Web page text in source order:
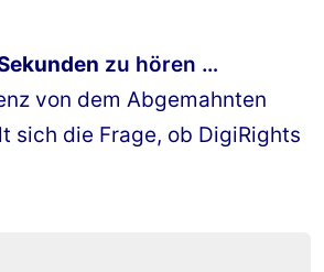
zu hören …
von dem Abgemahnten
sich die Frage, ob DigiRights